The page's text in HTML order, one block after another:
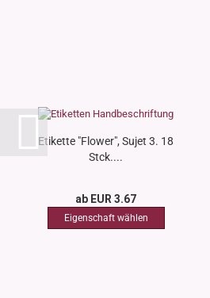
Etikette "Flower", Sujet 3. 18
Stck....
ab EUR 3.67